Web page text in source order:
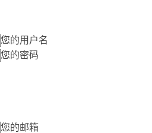
您的用户名
您的密码
您的邮箱